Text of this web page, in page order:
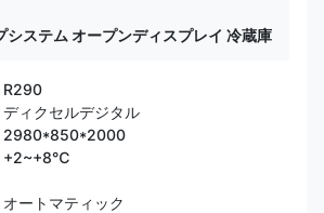
システム オープンディスプレイ 冷蔵庫
R290
ディクセルデジタル
2980*850*2000
+2~+8℃
オートマティック